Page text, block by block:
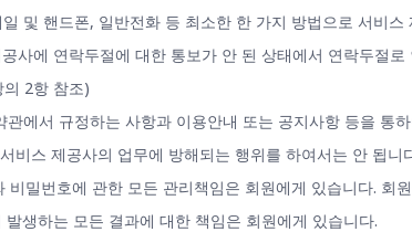
및 핸드폰, 일반전화 등 최소한 한 가지 방법으로 서비
사에 연락두절에 대한 통보가 안 된 상태에서 연락두절
2항 참조)
관에서 규정하는 사항과 이용안내 또는 공지사항 등을 통
비스 제공사의 업무에 방해되는 행위를 하여서는 안 됩니
비밀번호에 관한 모든 관리책임은 회원에게 있습니다. 회
발생하는 모든 결과에 대한 책임은 회원에게 있습니다.